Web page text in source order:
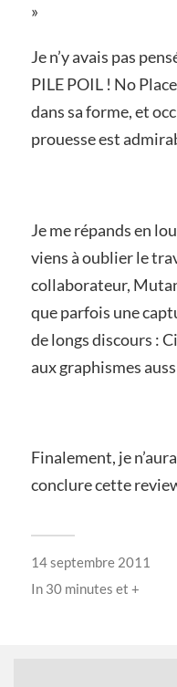
»
Je n’y avais pas
PILE POIL ! No
dans sa forme, et
prouesse est
Je me répands en
viens à oublier le
collaborateur,
que parfois une
de longs discours :
aux graphismes
Finalement, je
conclure cette
14 septembre 2011
In 30 minutes et +